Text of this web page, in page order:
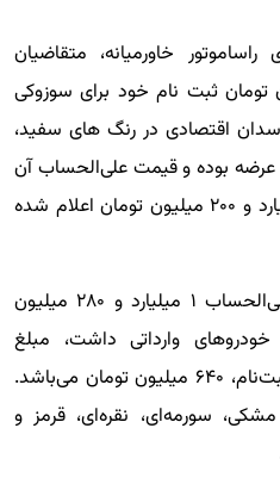
خاورمیانه، متقاضیان
پرداخت ۶۰۰ میلیون تومان ثبت نام خود برای سوزوکی
سدان اقتصادی در رنگ های سفید،
عرضه بوده و قیمت علی‌الحساب آن
در مبادی ورودی به کشور، ۱ میلیارد و ۲۰۰ میلیون تومان اعلام شده
برای سوزوکی بالنو که قیمت علی‌الحساب ۱ میلیارد و ۲۸۰ میلیون
وارداتی داشت، مبلغ
پیش‌پرداخت برای نهایی کردن ثبت‌نام، ۶۴۰ میلیون تومان می‌باشد.
سورمه‌ای، نقره‌ای، قرمز و